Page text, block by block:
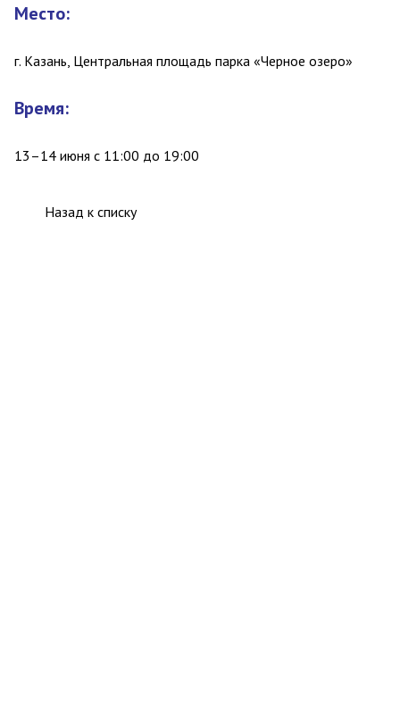
Место:
г. Казань, Центральная площадь парка «Черное озеро»
Время:
13–14 июня с 11:00 до 19:00
Назад к списку